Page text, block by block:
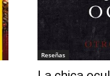
Reseñas